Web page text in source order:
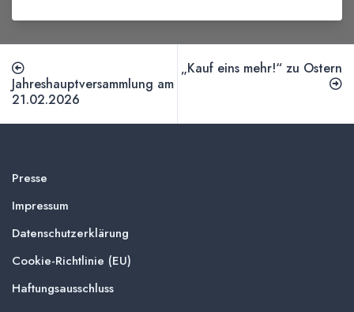
Jahreshauptversammlung am
21.02.2026
„Kauf eins mehr!“ zu Ostern
Presse
Impressum
Datenschutzerklärung
Cookie-Richtlinie (EU)
Haftungsausschluss